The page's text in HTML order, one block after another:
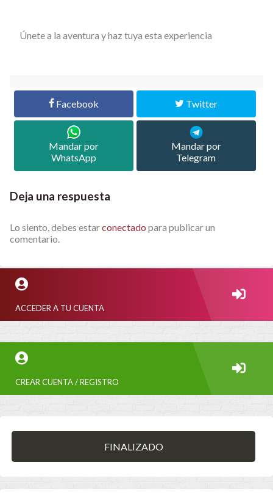
Únete a la aventura y haz tuya esta experiencia
Facebook Twitter
Mandar por
WhatsApp
Mandar por
Telegram
Deja una respuesta
Lo siento, debes estarconectado para publicar un
comentario.
ACCEDER A TU CUENTA
CREAR CUENTA / REGISTRO
FINALIZADO